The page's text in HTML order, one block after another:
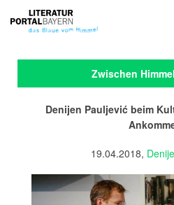
Zwischen
Denijen Pauljević beim
19.04.2018,